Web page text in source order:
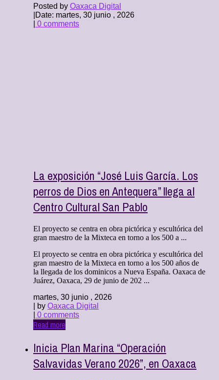
Posted by Oaxaca Digital
Date: martes, 30 junio , 2026
0 comments
La exposición “José Luis García. Los
perros de Dios en Antequera” llega al
Centro Cultural San Pablo
El proyecto se centra en obra pictórica y escultórica del
gran maestro de la Mixteca en torno a los 500 a ...
El proyecto se centra en obra pictórica y escultórica del
gran maestro de la Mixteca en torno a los 500 años de
la llegada de los dominicos a Nueva España. Oaxaca de
Juárez, Oaxaca, 29 de junio de 202 ...
martes, 30 junio , 2026
| by Oaxaca Digital
0 comments
Read more
Inicia Plan Marina “Operación
Salvavidas Verano 2026”, en Oaxaca